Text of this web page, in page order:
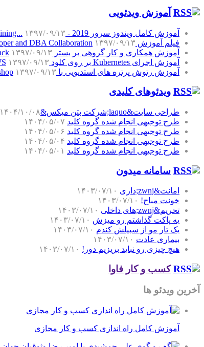
آموزش‌ ویدئویی
آموزش کامل ویندوز سرور 2019 - Windows Server 2019 Essential Training...
۱۳۹۷/۰۹/۱۳
فیلم آموزش SQL Server: Developer and DBA Collaboration ۱۳۹۷/۰۹/۱۳
آموزش همکاری و کار گروهی بر بستر Slack ۱۳۹۷/۰۹/۱۳
آموزش اجرای Kubernetes بر روی کلود AWS
۱۳۹۷/۰۹/۱۳
آموزش رتوش پرتره های استدیویی با Photoshop ۱۳۹۷/۰۹/۱۳
ویدئوهای کلیدی
طراحی سایت&laquo;شرکت بتن میکس&raquo;
۱۴۰۴/۱۰/۰۸
طرح توجیهی انجام شده گروه کلید ۱۴۰۴/۰۵/۰۷
طرح توجیهی انجام شده گروه کلید ۱۴۰۴/۰۵/۰۶
طرح توجیهی انجام شده گروه کلید ۱۴۰۴/۰۵/۰۴
طرح توجیهی انجام شده گروه کلید ۱۴۰۴/۰۵/۰۱
سامانه میدون
امانت&zwnj;داری
۱۴۰۳/۰۷/۱۰
خونت مباح! ۱۴۰۳/۰۷/۱۰
تحریم&zwnj;های داخلی
۱۴۰۳/۰۷/۱۰
یه پاکت گذاشتم رو میزش ۱۴۰۳/۰۷/۱۰
یک تار مو از سبیلش کندم ۱۴۰۳/۰۷/۱۰
بیماری عادت ۱۴۰۳/۰۷/۱۰
هیچ چیزی رو نباید بریزیم دور! ۱۴۰۳/۰۷/۱۰
کسب و کار فاوا
آخرین ویدئو ها
آموزش کامل راه اندازی کسب و کار مجازی